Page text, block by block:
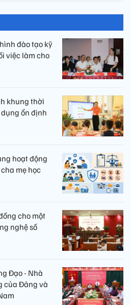
đào tạo kỹ
việc làm cho
khung thời
ổn định
hoạt động
mẹ học
cho một
nghệ số
Đạo - Nhà
của Đảng và